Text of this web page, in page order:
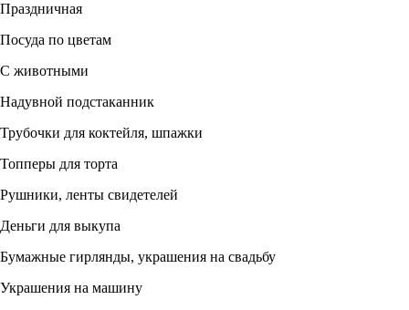
Праздничная
Посуда по цветам
С животными
Надувной подстаканник
Трубочки для коктейля, шпажки
Топперы для торта
Рушники, ленты свидетелей
Деньги для выкупа
Бумажные гирлянды, украшения на свадьбу
Украшения на машину